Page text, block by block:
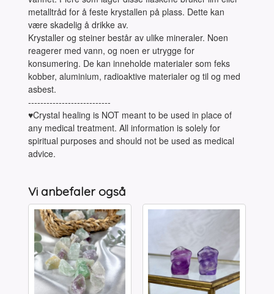
metalltråd for å feste krystallen på plass. Dette kan
være skadelig å drikke av.
Krystaller og steiner består av ulike mineraler. Noen
reagerer med vann, og noen er utrygge for
konsumering. De kan inneholde materialer som feks
kobber, aluminium, radioaktive materialer og til og med
asbest.
---------------------------
♥Crystal healing is NOT meant to be used in place of
any medical treatment. All information is solely for
spiritual purposes and should not be used as medical
advice.
Vi anbefaler også